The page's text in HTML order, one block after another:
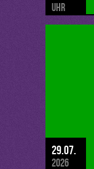
Uhr
29.07.
2026